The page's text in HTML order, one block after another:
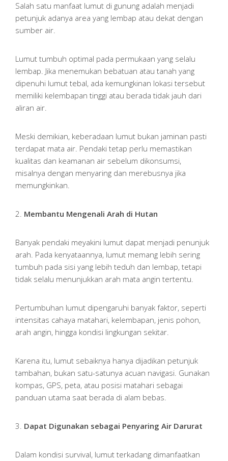
Salah satu manfaat lumut di gunung adalah menjadi
petunjuk adanya area yang lembap atau dekat dengan
sumber air.
Lumut tumbuh optimal pada permukaan yang selalu
lembap. Jika menemukan bebatuan atau tanah yang
dipenuhi lumut tebal, ada kemungkinan lokasi tersebut
memiliki kelembapan tinggi atau berada tidak jauh dari
aliran air.
Meski demikian, keberadaan lumut bukan jaminan pasti
terdapat mata air. Pendaki tetap perlu memastikan
kualitas dan keamanan air sebelum dikonsumsi,
misalnya dengan menyaring dan merebusnya jika
memungkinkan.
2. Membantu Mengenali Arah di Hutan
Banyak pendaki meyakini lumut dapat menjadi penunjuk
arah. Pada kenyataannya, lumut memang lebih sering
tumbuh pada sisi yang lebih teduh dan lembap, tetapi
tidak selalu menunjukkan arah mata angin tertentu.
Pertumbuhan lumut dipengaruhi banyak faktor, seperti
intensitas cahaya matahari, kelembapan, jenis pohon,
arah angin, hingga kondisi lingkungan sekitar.
Karena itu, lumut sebaiknya hanya dijadikan petunjuk
tambahan, bukan satu-satunya acuan navigasi. Gunakan
kompas, GPS, peta, atau posisi matahari sebagai
panduan utama saat berada di alam bebas.
3. Dapat Digunakan sebagai Penyaring Air Darurat
Dalam kondisi survival, lumut terkadang dimanfaatkan